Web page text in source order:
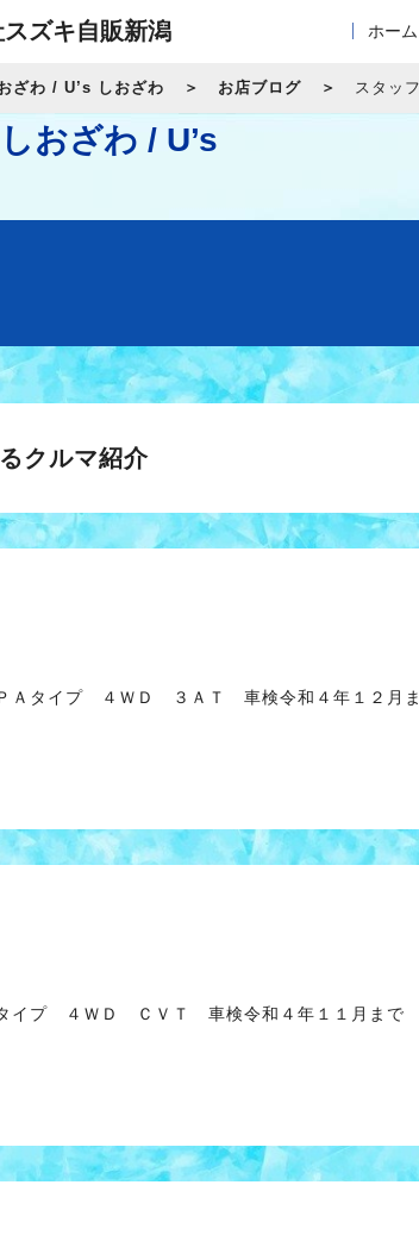
ズキ自販新潟 ホーム
ざわ / U’s しおざわ お店ブログ スタッ
おざわ / U’s
クルマ紹介
タイプ ４ＷＤ ３ＡＴ 車検令和４年１２月
プ ４ＷＤ ＣＶＴ 車検令和４年１１月まで